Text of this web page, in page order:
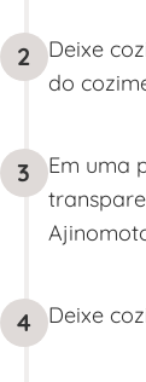
2
Deixe
do
3
Em uma
4 Deixe